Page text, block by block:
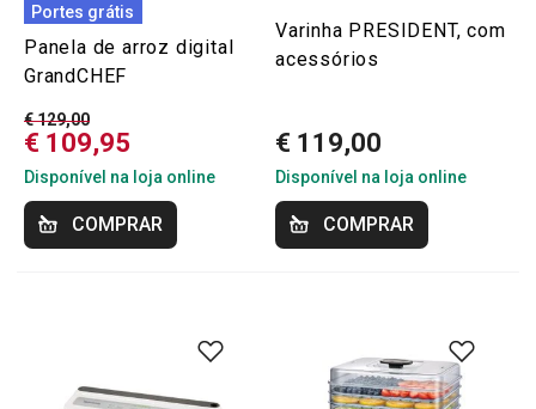
Portes grátis
Panela de arroz digital
GrandCHEF
€ 129,00
€ 109,95
Disponível na loja online
COMPRAR
Varinha PRESIDENT, com
acessórios
€ 119,00
Disponível na loja online
COMPRAR